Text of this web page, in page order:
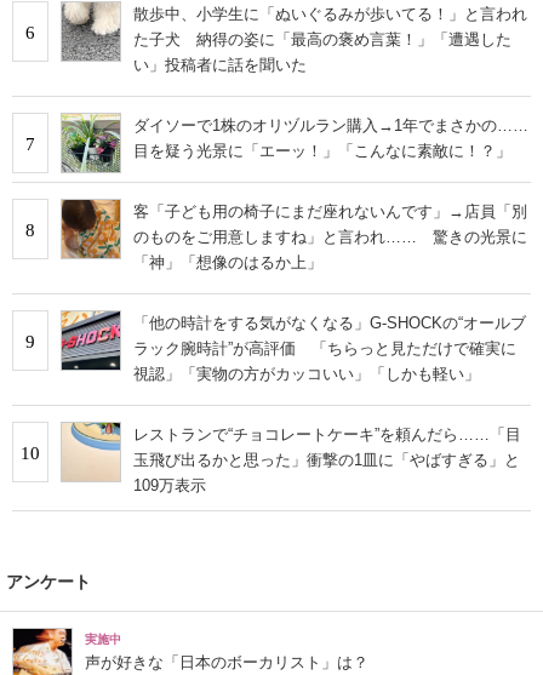
6
散歩中、小学生に「ぬいぐるみが歩いてる！」と言われ
た子犬 納得の姿に「最高の褒め言葉！」「遭遇した
い」投稿者に話を聞いた
7
ダイソーで1株のオリヅルラン購入→1年でまさかの……
目を疑う光景に「エーッ！」「こんなに素敵に！？」
8
客「子ども用の椅子にまだ座れないんです」→店員「別
のものをご用意しますね」と言われ…… 驚きの光景に
「神」「想像のはるか上」
9
「他の時計をする気がなくなる」G-SHOCKの“オールブ
ラック腕時計”が高評価 「ちらっと見ただけで確実に
視認」「実物の方がカッコいい」「しかも軽い」
10
レストランで“チョコレートケーキ”を頼んだら……「目
玉飛び出るかと思った」衝撃の1皿に「やばすぎる」と
109万表示
アンケート
実施中
声が好きな「日本のボーカリスト」は？